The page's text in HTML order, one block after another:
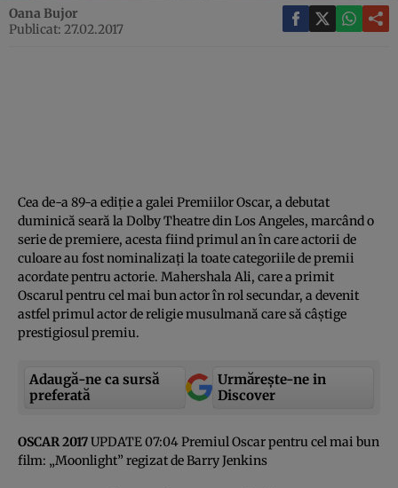
Oana Bujor
Publicat: 27.02.2017
Cea de-a 89-a ediţie a galei Premiilor Oscar, a debutat
duminică seară la Dolby Theatre din Los Angeles, marcând o
serie de premiere, acesta fiind primul an în care actorii de
culoare au fost nominalizaţi la toate categoriile de premii
acordate pentru actorie. Mahershala Ali, care a primit
Oscarul pentru cel mai bun actor în rol secundar, a devenit
astfel primul actor de religie musulmană care să câştige
prestigiosul premiu.
Adaugă-ne ca sursă
preferată
Urmărește-ne in
Discover
OSCAR 2017UPDATE 07:04 Premiul Oscar pentru cel mai bun
film: „Moonlight” regizat de Barry Jenkins